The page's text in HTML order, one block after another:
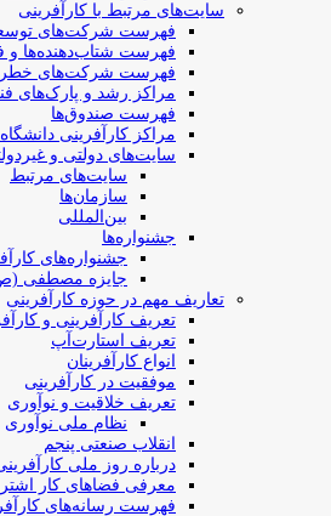
سایت‌های مرتبط با کارآفرینی
فهرست شرکت‌های‌‌
فهرست شتاب‌دهنده‌ها‌ و
فهرست شرکت‌های
مراکز رشد و پارک‌های
فهرست صندوق‌ها
مراکز کارآفرینی
سایت‌های دولتی و
سایت‌های مرتبط
سازمان‌ها
بین‌المللی
جشنواره‌ها
جشنواره‌های
جایزه مصطفی
تعاریف مهم در حوزه کارآفرینی
تعریف کارآفرینی و
تعریف استارت‌آپ
انواع کارآفرینان
موفقیت در کارآفرینی
تعریف خلاقیت و نوآوری
نظام ملی نوآوری
انقلاب صنعتی پنجم
درباره روز ملی
معرفی فضاهای کار
فهرست رسانه‌های